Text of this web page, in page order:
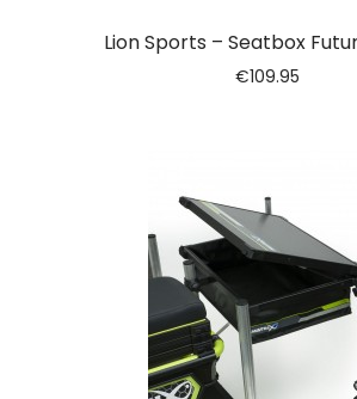
Lion Sports – Seatbox
€109.95